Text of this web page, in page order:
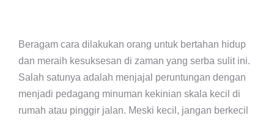
Beragam cara dilakukan orang untuk bertahan hidup
dan meraih kesuksesan di zaman yang serba sulit ini.
Salah satunya adalah menjajal peruntungan dengan
menjadi pedagang minuman kekinian skala kecil di
rumah atau pinggir jalan. Meski kecil, jangan berkecil